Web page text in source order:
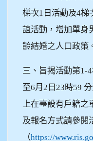
梯次1日活動及4梯
誼活動，增加單身
齡結婚之人口政策
三、旨揭活動第1-
至6月2日23時59
上在臺設有戶籍之
及報名方式請參閱
（https://